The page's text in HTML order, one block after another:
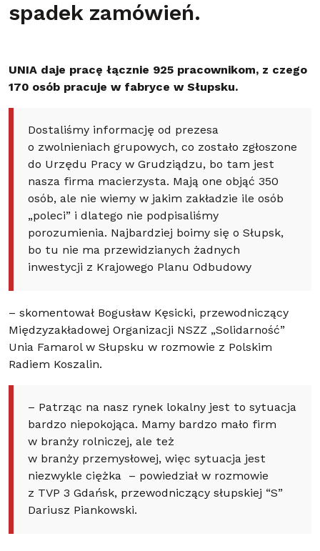
spadek zamówień.
UNIA daje pracę łącznie 925 pracownikom, z czego
170 osób pracuje w fabryce w Słupsku.
Dostaliśmy informację od prezesa
o zwolnieniach grupowych, co zostało zgłoszone
do Urzędu Pracy w Grudziądzu, bo tam jest
nasza firma macierzysta. Mają one objąć 350
osób, ale nie wiemy w jakim zakładzie ile osób
„poleci” i dlatego nie podpisaliśmy
porozumienia. Najbardziej boimy się o Słupsk,
bo tu nie ma przewidzianych żadnych
inwestycji z Krajowego Planu Odbudowy
– skomentował Bogusław Kęsicki, przewodniczący
Międzyzakładowej Organizacji NSZZ „Solidarność”
Unia Famarol w Słupsku w rozmowie z Polskim
Radiem Koszalin.
– Patrząc na nasz rynek lokalny jest to sytuacja
bardzo niepokojąca. Mamy bardzo mało firm
w branży rolniczej, ale też
w branży przemysłowej, więc sytuacja jest
niezwykle ciężka – powiedział w rozmowie
z TVP 3 Gdańsk, przewodniczący słupskiej “S”
Dariusz Piankowski.